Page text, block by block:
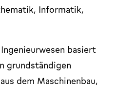
Informatik,
basiert
grundständigen
dem Maschinenbau,